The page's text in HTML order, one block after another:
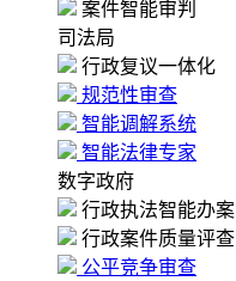
案件智能审判
司法局
行政复议一体化
规范性审查
智能调解系统
智能法律专家
数字政府
行政执法智能办案
行政案件质量评查
公平竞争审查